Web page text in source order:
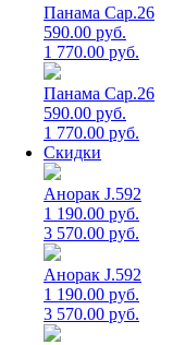
Панама Cap.26
590.00 руб.
1 770.00 руб.
Панама Cap.26
590.00 руб.
1 770.00 руб.
Скидки
Анорак J.592
1 190.00 руб.
3 570.00 руб.
Анорак J.592
1 190.00 руб.
3 570.00 руб.